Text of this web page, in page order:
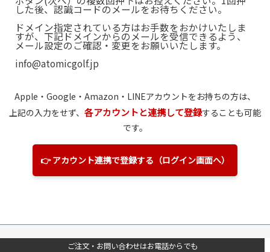
した後、認識コードのメールをお待ちください。
ドメイン指定されている方はお手数をおかけいたしま
すが、下記ドメインからのメールを受信できるよう、
メール設定のご確認・変更をお願いいたします。
info@atomicgolf.jp
Apple・Google・Amazon ・LINEアカウントをお持ちの方は、
上記の入力をせず、 各アカウントと連携して登録することも可能
です。
👉 アカウント連携で登録する（ログイン画面へ）
ご注文・お問い合わせはお電話からでも